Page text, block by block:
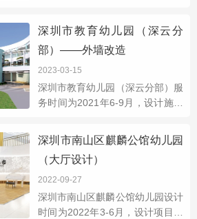
着社会的发展，小孩子的知识储备
也需要不断的扩充，所以需要让孩
子孩子们赢在起跑线之上，所以很
多有条件的家长把孩子送到高端幼
儿园去学习，但是高端幼儿园与普
惠园有很大区别吗
深圳市教育幼儿园（深云分
部）——外墙改造
2023-03-15
深圳市教育幼儿园（深云分部）服
务时间为2021年6-9月，设计施工
儿园是市一级公办园，位于南山区
深云村内，占地面积为4500平，
幼儿园内共12个班，园所内环境
幽雅、配套设施齐全，21年装修
翻新户外墙面，使的幼儿园像家一
样温馨的；
深圳市南山区麒麟公馆幼儿园
（大厅设计）
2022-09-27
深圳市南山区麒麟公馆幼儿园设计
时间为2022年3-6月，设计项目有